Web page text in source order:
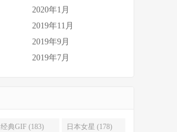
2020年1月
2019年11月
2019年9月
2019年7月
经典GIF (183) 日本女星 (178)